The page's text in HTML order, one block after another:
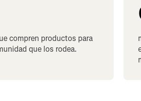
compren productos para
que los rodea.